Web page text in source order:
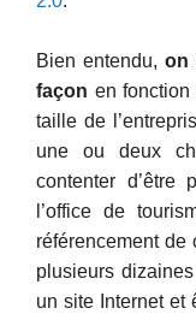
Bien entendu, on
façon en fonction
taille de
une ou deux
contenter d’être
l’office de
référencement de
plusieurs
un site Internet et